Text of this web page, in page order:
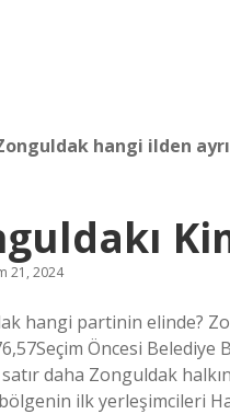
hangi ilden
21, 2024
hangi partinin elinde?
Öncesi Belediye
satır daha Zonguldak
ilk yerleşimcileri